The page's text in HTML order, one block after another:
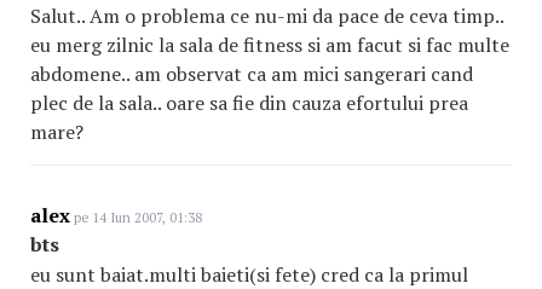
Salut.. Am o problema ce nu-mi da pace de ceva timp..
eu merg zilnic la sala de fitness si am facut si fac multe
abdomene.. am observat ca am mici sangerari cand
plec de la sala.. oare sa fie din cauza efortului prea
mare?
alex pe 14 Iun 2007, 01:38
bts
eu sunt baiat.multi baieti(si fete) cred ca la primul